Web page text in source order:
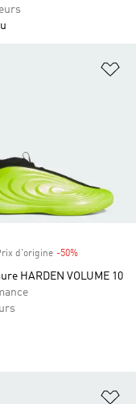
Liste de produits
d'origine -50%
HARDEN VOLUME 10